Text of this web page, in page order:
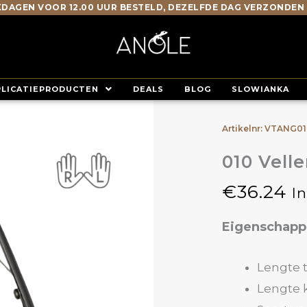
VOOR 12.00 UUR BESTELD, DEZELFDE DAG VERZONDEN
DEALS BLOG SLOWIANKA
Artikelnr:
010
€36.24
Lengte
Lengte